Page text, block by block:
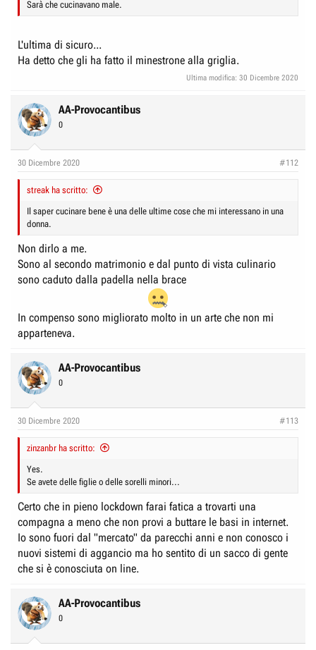
Sarà che cucinavano male.
L'ultima di sicuro...
Ha detto che gli ha fatto il minestrone alla griglia.
Ultima modifica: 30 Dicembre 2020
AA-Provocantibus
0
30 Dicembre 2020 #112
streak ha scritto:
Il saper cucinare bene è una delle ultime cose che mi interessano in una
donna.
Non dirlo a me.
Sono al secondo matrimonio e dal punto di vista culinario
sono caduto dalla padella nella brace
In compenso sono migliorato molto in un arte che non mi
apparteneva.
AA-Provocantibus
0
30 Dicembre 2020 #113
zinzanbr ha scritto:
Yes.
Se avete delle figlie o delle sorelli minori...
Certo che in pieno lockdown farai fatica a trovarti una
compagna a meno che non provi a buttare le basi in internet.
Io sono fuori dal "mercato" da parecchi anni e non conosco i
nuovi sistemi di aggancio ma ho sentito di un sacco di gente
che si è conosciuta on line.
AA-Provocantibus
0